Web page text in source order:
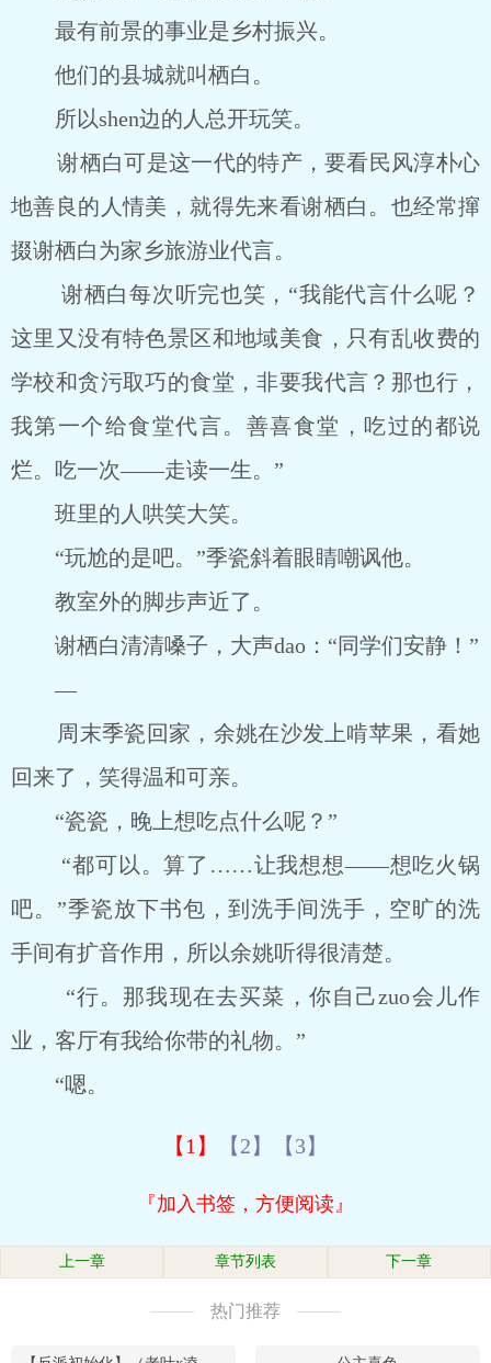
最有前景的事业是乡村振兴。
他们的县城就叫栖白。
所以shen边的人总开玩笑。
谢栖白可是这一代的特产，要看民风淳朴心
地善良的人情美，就得先来看谢栖白。也经常撺
掇谢栖白为家乡旅游业代言。
谢栖白每次听完也笑，“我能代言什么呢？
这里又没有特色景区和地域美食，只有乱收费的
学校和贪污取巧的食堂，非要我代言？那也行，
我第一个给食堂代言。善喜食堂，吃过的都说
烂。吃一次――走读一生。”
班里的人哄笑大笑。
“玩尬的是吧。”季瓷斜着眼睛嘲讽他。
教室外的脚步声近了。
谢栖白清清嗓子，大声dao：“同学们安静！”
―
周末季瓷回家，余姚在沙发上啃苹果，看她
回来了，笑得温和可亲。
“瓷瓷，晚上想吃点什么呢？”
“都可以。算了……让我想想――想吃火锅
吧。”季瓷放下书包，到洗手间洗手，空旷的洗
手间有扩音作用，所以余姚听得很清楚。
“行。那我现在去买菜，你自己zuo会儿作
业，客厅有我给你带的礼物。”
“嗯。
【1】 【2】 【3】
『加入书签，方便阅读』
上一章 章节列表 下一章
热门推荐